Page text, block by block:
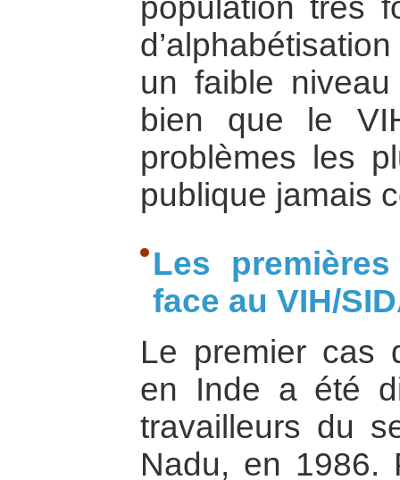
population très
un faible
bien que le
problèmes les
publique jamais
Les
face au VIH/
Le premier cas
en Inde a été
travailleurs du
Nadu, en 1986.